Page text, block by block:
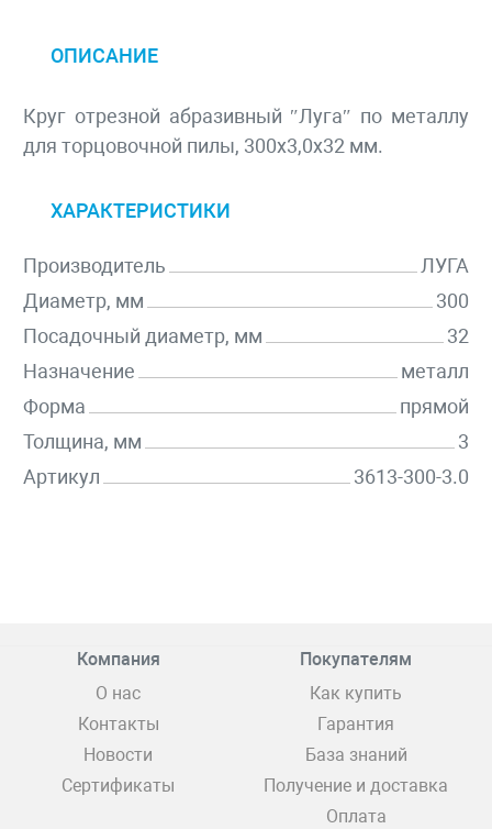
ОПИСАНИЕ
Круг отрезной абразивный ″Луга″ по металлу
для торцовочной пилы, 300х3,0х32 мм.
ХАРАКТЕРИСТИКИ
Производитель
ЛУГА
Диаметр, мм
300
Посадочный диаметр, мм
32
Назначение
металл
Форма
прямой
Толщина, мм
3
Артикул
3613-300-3.0
Компания
О нас
Контакты
Новости
Сертификаты
Покупателям
Как купить
Гарантия
База знаний
Получение и доставка
Оплата